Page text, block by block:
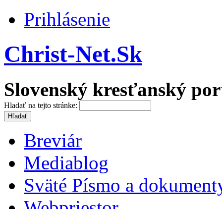
Prihlásenie
Christ-Net.Sk
Slovenský kresťanský
Hladať na tejto stránke:
Breviár
Mediablog
Sväté Písmo a